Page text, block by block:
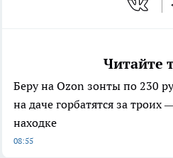
Читайте
Беру на Ozon зонты по 230
на даче горбатятся за троих
находке
08:55